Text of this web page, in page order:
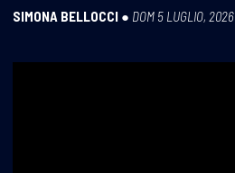
SIMONA BELLOCCI ● DOM 5 LUGLIO, 2026